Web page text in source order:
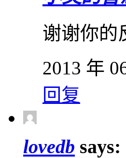
谢谢你的
2013 年
回复
lovedb says: